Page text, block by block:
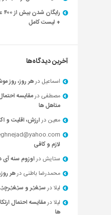
+ لیست کامل
آخرین دیدگاه‌ها
اسماعیل درهر روز، روز
مصطفی درمقایسه
متاهل ها
معین درارزش، اقلیت و
لازم و کافی
ستایش دراوزوم سنه آی
محمدرضا باطنی درهر
لیلادرسؽغؽر و
لیلادرمقایسه احتمال
ها